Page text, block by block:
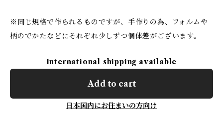
※同じ規格で作られるものですが、手作りの為、フォルムや
柄のでかたなどにそれぞれ少しずつ個体差がございます。
International shipping available
Add to cart
日本国内にお住まいの方向け